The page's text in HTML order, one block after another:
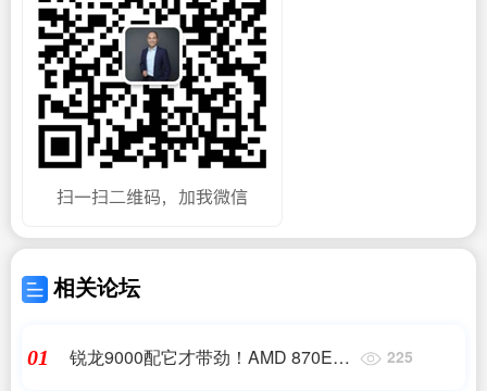
相关论坛
01
锐龙9000配它才带劲！AMD 870E主
225